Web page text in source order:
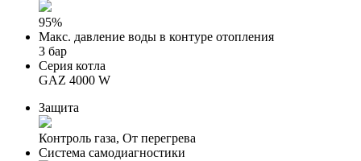
95%
Макс. давление воды в контуре отопления
3 бар
Серия котла
GAZ 4000 W
Защита
Контроль газа, От перегрева
Система самодиагностики